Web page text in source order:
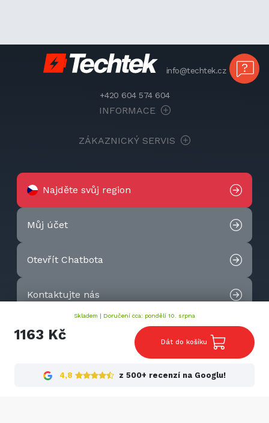
Skladem | Doručení cca: pondělí 10. srpna
1163 Kč Dát do košíku
4,8 z 500+ recenzí na Googlu!
info@techtek.cz
+420 604 574 604
INFORMACE
ZÁKAZNICKÝ SERVIS
Najděte svůj region
Můj účet
Otevřít Chatbota
Kontaktujte nás
2026 © Techtek. All rights reserved.
Cookies